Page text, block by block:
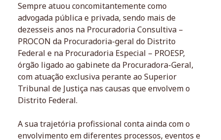
Sempre atuou concomitantemente como
advogada pública e privada, sendo mais de
dezesseis anos na Procuradoria Consultiva –
PROCON da Procuradoria-geral do Distrito
Federal e na Procuradoria Especial – PROESP,
órgão ligado ao gabinete da Procuradora-Geral,
com atuação exclusiva perante ao Superior
Tribunal de Justiça nas causas que envolvem o
Distrito Federal.
A sua trajetória profissional conta ainda com o
envolvimento em diferentes processos, eventos e